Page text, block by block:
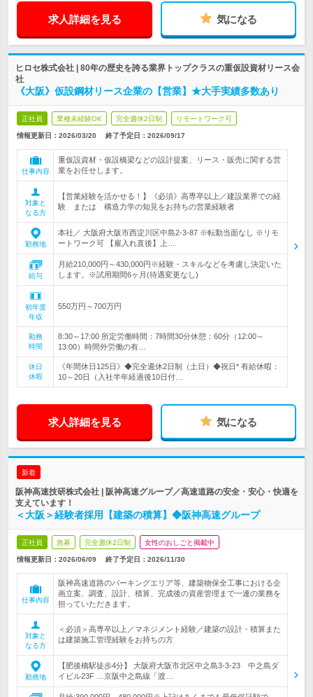
求人詳細を見る 気になる
ヒロセ株式会社 | 80年の歴史を誇る業界トップクラスの重仮設資材リース会
社
《大阪》仮設鋼材リース企業の【営業】★大手実績多数あり
正社員 業種未経験OK 完全週休2日制 リモートワーク可
情報更新日：2026/03/20 終了予定日： 2026/09/17
仕事内容
重仮設資材・仮設橋梁などの設計提案、リース・販売に関する営
業をお任せします。
対象と
なる方
【営業経験を活かせる！】《必須》高専卒以上／建設業界での経
験 または 構造力学の知見をお持ちの営業経験者
勤務地
本社／ 大阪府大阪市西淀川区中島2-3-87 ※転勤当面なし ※リモ
ートワーク可 【雇入れ直後】上…
給与
月給210,000円～430,000円※経験・スキルなどを考慮し決定いた
します。※試用期間6ヶ月(待遇変更なし)
初年度
年収
550万円～700万円
勤務
時間
8:30～17:00 所定労働時間：7時間30分休憩：60分（12:00～
13:00）時間外労働の有…
休日
休暇
《年間休日125日》◆完全週休2日制（土日）◆祝日* 有給休暇：
10～20日（入社半年経過後10日付…
求人詳細を見る 気になる
新着
阪神高速技研株式会社 | 阪神高速グループ／高速道路の安全・安心・快適を
支えています！
＜大阪＞経験者採用【建築の積算】◆阪神高速グループ
正社員 急募 完全週休2日制 女性のおしごと掲載中
情報更新日：2026/06/09 終了予定日： 2026/11/30
仕事内容
阪神高速道路のパーキングエリア等、建築物保全工事における企
画立案、調査、設計、積算、完成後の資産管理まで一連の業務を
担っていただきます。
対象と
なる方
＜必須＞高専卒以上／マネジメント経験／建築の設計・積算また
は建築施工管理経験をお持ちの方
勤務地
【肥後橋駅徒歩4分】 大阪府大阪市北区中之島3-3-23 中之島ダ
イビル23F …京阪中之島線「渡…